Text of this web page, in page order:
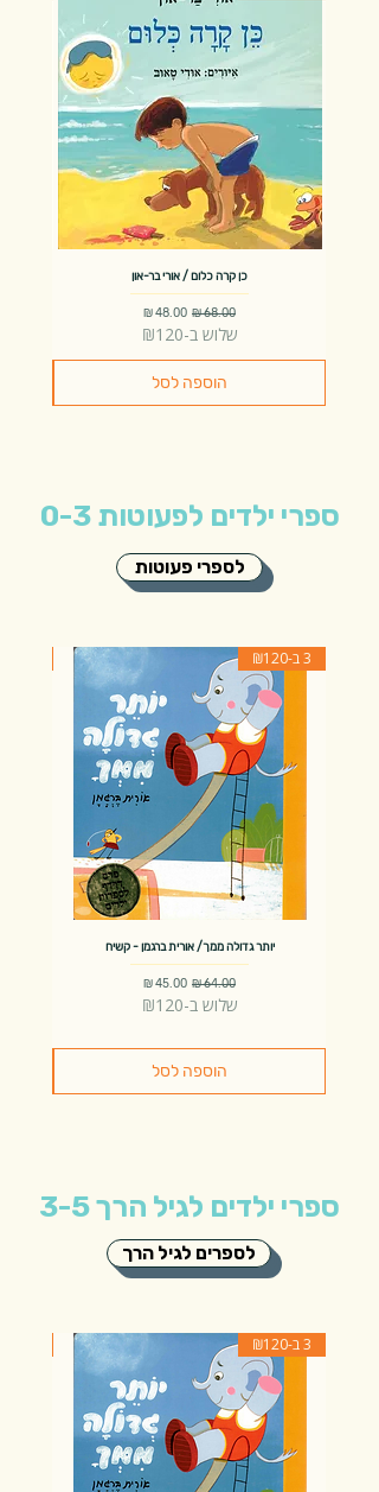
כן קרה כלום / אורי בר-און
מחיר רגיל מחיר מבצע
שלוש ב-₪120
הוספה לסל
ספרי ילדים לפעוטות 0-3
לספרי פעוטות
3 ב-₪120
יותר גדולה ממך/ אורית ברגמן - קשיח
מחיר רגיל מחיר מבצע
שלוש ב-₪120
הוספה לסל
ספרי ילדים לגיל הרך 3-5
לספרים לגיל הרך
3 ב-₪120